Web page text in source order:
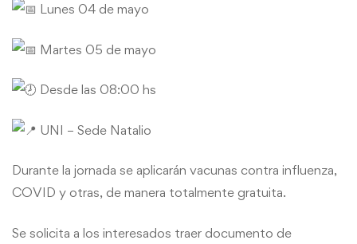
Lunes 04 de mayo
Martes 05 de mayo
Desde las 08:00 hs
UNI – Sede Natalio
Durante la jornada se aplicarán vacunas contra influenza,
COVID y otras, de manera totalmente gratuita.
Se solicita a los interesados traer documento de